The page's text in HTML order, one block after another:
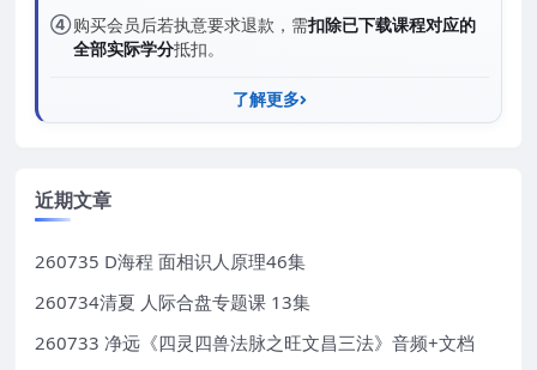
④购买会员后若执意要求退款，需扣除已下载课程对应的
全部实际学分抵扣。
了解更多
近期文章
260735 D海程 面相识人原理46集
260734清夏 人际合盘专题课 13集
260733 净远《四灵四兽法脉之旺文昌三法》音频+文档